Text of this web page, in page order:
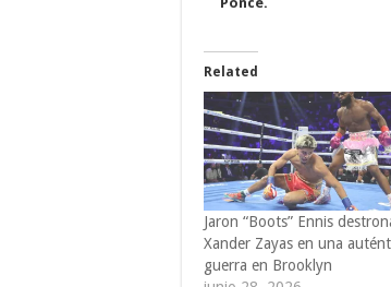
Related
Jaron “Boots” Ennis
Xander Zayas en una
guerra en Brooklyn